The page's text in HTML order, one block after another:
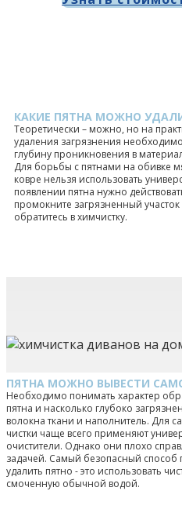
КАКИЕ ПЯТНА МОЖНО
Теоретически – можно, но на
удаления загрязнения
глубину проникновения в
Для борьбы с пятнами на обивке
ковре нельзя использовать
появлении пятна нужно
промокните загрязненный
обратитесь в химчистку.
ПЯТНА МОЖНО ВЫВЕСТИ
Необходимо понимать характер
пятна и насколько глубоко
волокна ткани и наполнитель. Для
чистки чаще всего применяют
очистители. Однако они плохо
задачей. Самый безопасный способ
удалить пятно - это использовать
смоченную обычной водой.